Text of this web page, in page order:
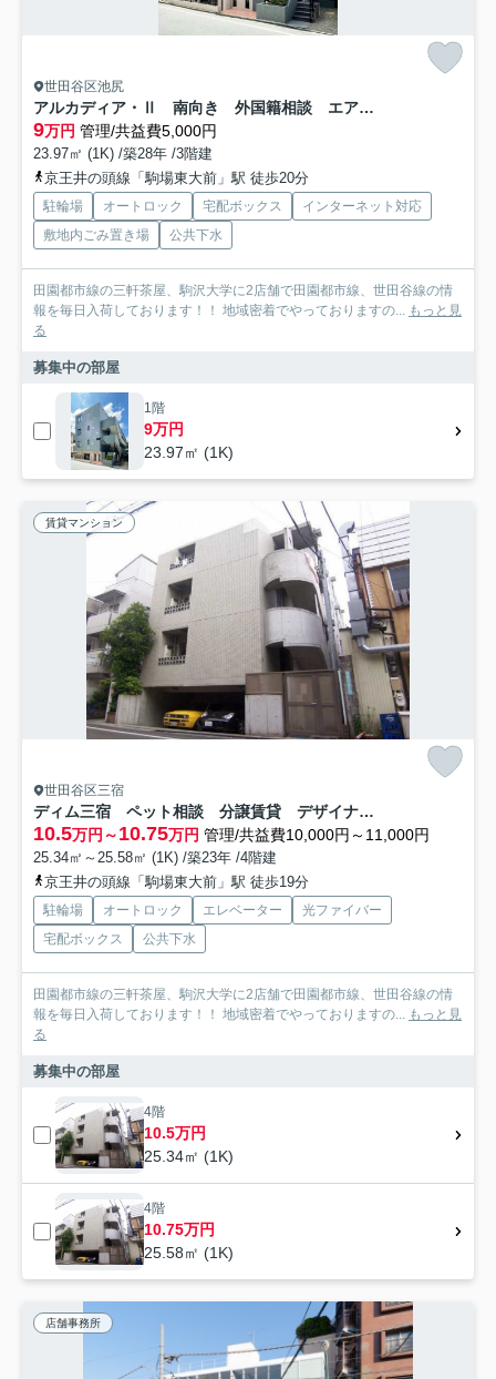
世田谷区池尻
アルカディア・Ⅱ 南向き 外国籍相談 エアコン新規
9万円 管理/共益費5,000円
23.97㎡ (1K) /築28年 /3階建
京王井の頭線「駒場東大前」駅 徒歩20分
駐輪場 オートロック 宅配ボックス
インターネット対応
敷地内ごみ置き場
公共下水
田園都市線の三軒茶屋、駒沢大学に2店舗で田園都市線、世田谷線の情
報を毎日入荷しております！！ 地域密着でやっておりますの... もっと見
る
募集中の部屋
1階
9万円
23.97㎡ (1K)
賃貸マンション
世田谷区三宿
ディム三宿 ペット相談 分譲賃貸 デザイナーズ
10.5万円～10.75万円 管理/共益費10,000円～11,000円
25.34㎡～25.58㎡ (1K) /築23年 /4階建
京王井の頭線「駒場東大前」駅 徒歩19分
駐輪場 オートロック エレベーター
光ファイバー
宅配ボックス
公共下水
田園都市線の三軒茶屋、駒沢大学に2店舗で田園都市線、世田谷線の情
報を毎日入荷しております！！ 地域密着でやっておりますの... もっと見
る
募集中の部屋
4階
10.5万円
25.34㎡ (1K)
4階
10.75万円
25.58㎡ (1K)
店舗事務所